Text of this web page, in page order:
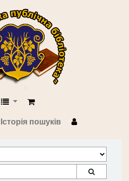
публічна
Історія пошуків